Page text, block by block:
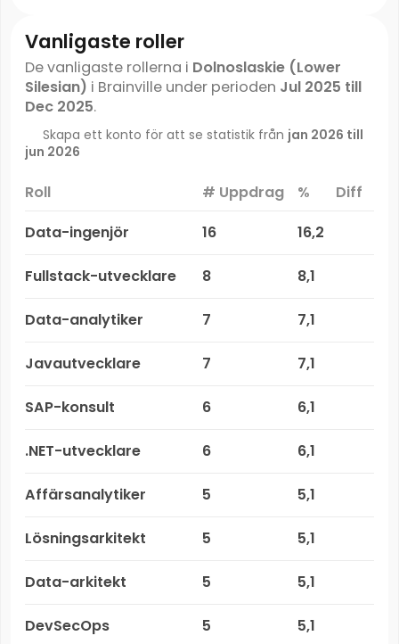
Vanligaste roller
De vanligaste rollerna i Dolnoslaskie (Lower
Silesian) i Brainville under perioden Jul 2025 till
Dec 2025.
Skapa ett konto för att se statistik från jan 2026 till
jun 2026
Roll # Uppdrag %
Diff
Data-ingenjör
16 16,2
Fullstack-utvecklare 8 8,1
Data-analytiker 7 7,1
Javautvecklare 7 7,1
SAP-konsult 6 6,1
.NET-utvecklare 6 6,1
Affärsanalytiker 5 5,1
Lösningsarkitekt 5 5,1
Data-arkitekt 5 5,1
DevSecOps 5 5,1